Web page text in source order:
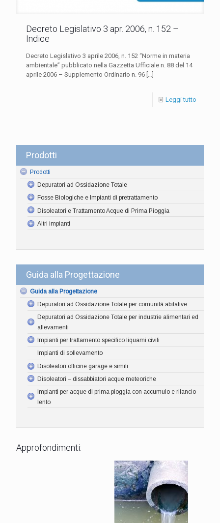
Decreto Legislativo 3 apr. 2006, n. 152 –
Indice
Decreto Legislativo 3 aprile 2006, n. 152 “Norme in materia
ambientale” pubblicato nella Gazzetta Ufficiale n. 88 del 14
aprile 2006 – Supplemento Ordinario n. 96 […]
Leggi tutto
Prodotti
Prodotti
Depuratori ad Ossidazione Totale
Fosse Biologiche e Impianti di pretrattamento
Disoleatori e Trattamento Acque di Prima Pioggia
Altri impianti
Guida alla Progettazione
Guida alla Progettazione
Depuratori ad Ossidazione Totale per comunità abitative
Depuratori ad Ossidazione Totale per industrie alimentari ed
allevamenti
Impianti per trattamento specifico liquami civili
Impianti di sollevamento
Disoleatori officine garage e simili
Disoleatori – dissabbiatori acque meteoriche
Impianti per acque di prima pioggia con accumulo e rilancio
lento
Approfondimenti: